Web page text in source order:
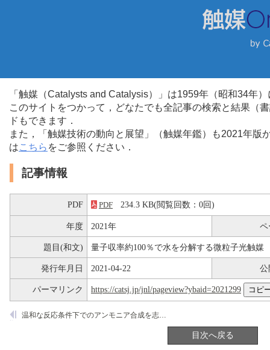
「触媒（Catalysts and Catalysis）」は1959年（昭和34年
このサイトをつかって，どなたでも全記事の検索と結果（
ドもできます．
また，「触媒技術の動向と展望」（触媒年鑑）も2021年
はこちら をご参照ください．
記事情報
PDF PDF 234.3 KB(閲覧回数：0回)
年度 2021年 ペ
題目(和文) 量子収率約100％で水を分解する微粒子光触媒
発行年月日 2021-04-22 公
パーマリンク https://catsj.jp/jnl/pageview?ybaid=2021299
温和な反応条件下でのアンモニア合成を志向したRu/Ba
目次へ戻る